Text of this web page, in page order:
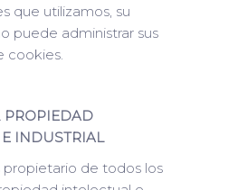
que utilizamos, su
puede administrar sus
cookies.
PROPIEDAD
INDUSTRIAL
propietario de todos los